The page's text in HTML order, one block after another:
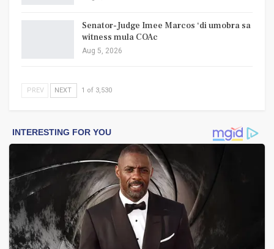
Senator-Judge Imee Marcos ‘di umobra sa
witness mula COAc
Aug 5, 2026
PREV NEXT 1 of 3,530